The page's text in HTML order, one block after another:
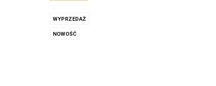
WYPRZEDAŻ
NOWOŚĆ